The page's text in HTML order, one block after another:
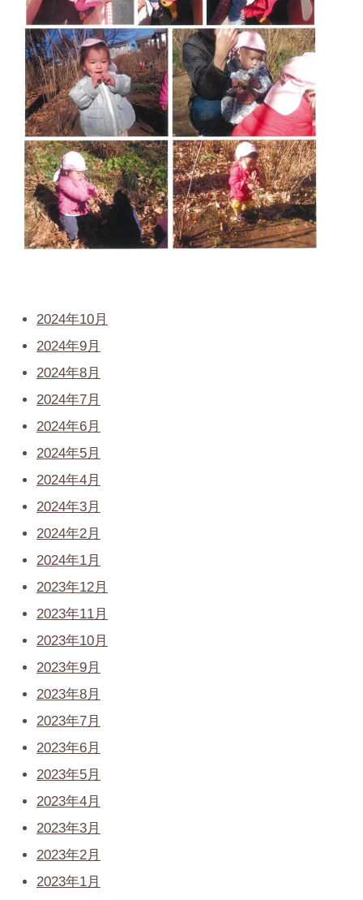
2024年10月
2024年9月
2024年8月
2024年7月
2024年6月
2024年5月
2024年4月
2024年3月
2024年2月
2024年1月
2023年12月
2023年11月
2023年10月
2023年9月
2023年8月
2023年7月
2023年6月
2023年5月
2023年4月
2023年3月
2023年2月
2023年1月